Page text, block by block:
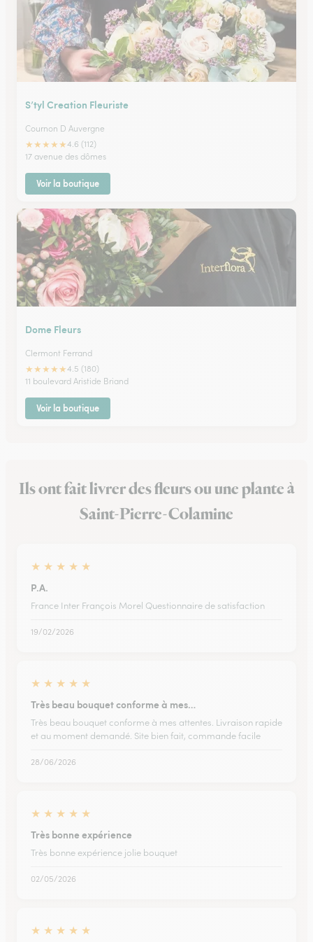
S’tyl Creation Fleuriste
Cournon D Auvergne
★★★★★4.6 (112)
17 avenue des dômes
Voir la boutique
Dome Fleurs
Clermont Ferrand
★★★★★4.5 (180)
11 boulevard Aristide Briand
Voir la boutique
Ils ont fait livrer des fleurs ou une plante à
Saint-Pierre-Colamine
★ ★ ★ ★ ★
P.A.
France Inter François Morel Questionnaire de satisfaction
19/02/2026
★ ★ ★ ★ ★
Très beau bouquet conforme à mes…
Très beau bouquet conforme à mes attentes. Livraison rapide
et au moment demandé. Site bien fait, commande facile
28/06/2026
★ ★ ★ ★ ★
Très bonne expérience
Très bonne expérience jolie bouquet
02/05/2026
★ ★ ★ ★ ★